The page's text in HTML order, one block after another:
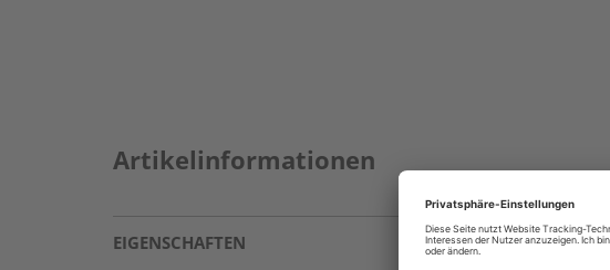
Artikelinformationen
EIGENSCHAFTEN